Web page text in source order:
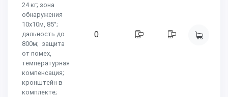
24 кг; зона
обнаружения
10х10м, 85°;
дальность до
800м; защита
от помех,
температурная
компенсация;
кронштейн в
комплекте;
0